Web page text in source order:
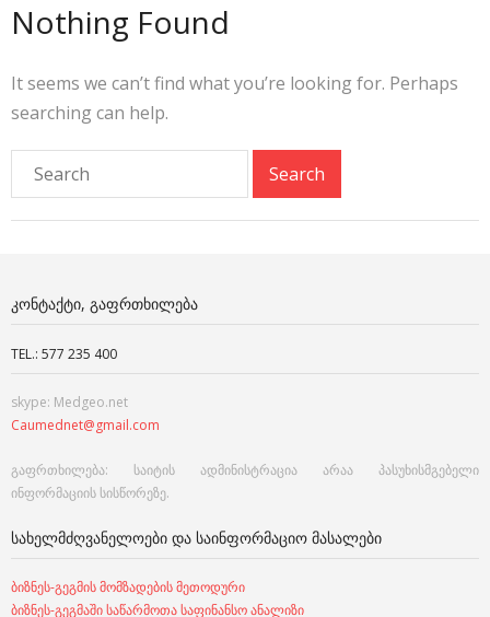
Nothing Found
It seems we can’t find what you’re looking for. Perhaps
searching can help.
ᲙᲝᲜᲢᲐᲥᲢᲘ, ᲒᲐᲤᲠᲗᲮᲘᲚᲔᲑᲐ
TEL.: 577 235 400
skype: Medgeo.net
Caumednet@gmail.com
გაფრთხილება: საიტის ადმინისტრაცია არაა პასუხისმგებელი
ინფორმაციის სისწორეზე.
ᲡᲐᲮᲔᲚᲛᲫᲦᲕᲐᲜᲔᲚᲝᲔᲑᲘ ᲓᲐ ᲡᲐᲘᲜᲤᲝᲠᲛᲐᲪᲘᲝ ᲛᲐᲡᲐᲚᲔᲑᲘ
ბიზნეს-გეგმის მომზადების მეთოდური
ბიზნეს-გეგმაში საწარმოთა საფინანსო ანალიზი